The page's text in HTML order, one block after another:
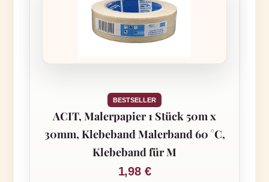
BESTSELLER
ACIT, Malerpapier 1 Stück 50m x
30mm, Klebeband Malerband 60 °C,
Klebeband für M
1,98 €